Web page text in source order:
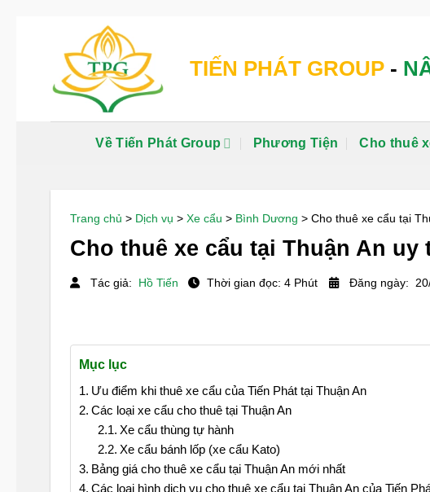
TIẾN PHÁT GROUP -
Về Tiến Phát Group Phương Tiện Cho thuê
Trang chủ > Dịch vụ > Xe cẩu > Bình Dương > Cho thuê xe cẩu tại
Cho thuê xe cẩu tại Thuận An uy
Tác giả: Hồ Tiến Thời gian đọc: 4 Phút Đăng ngày:
Mục lục
Ưu điểm khi thuê xe cẩu của Tiến Phát tại Thuận An
Các loại xe cẩu cho thuê tại Thuận An
Xe cẩu thùng tự hành
Xe cẩu bánh lốp (xe cẩu Kato)
Bảng giá cho thuê xe cẩu tại Thuận An mới nhất
Các loại hình dịch vụ cho thuê xe cẩu tại Thuận An của Tiến